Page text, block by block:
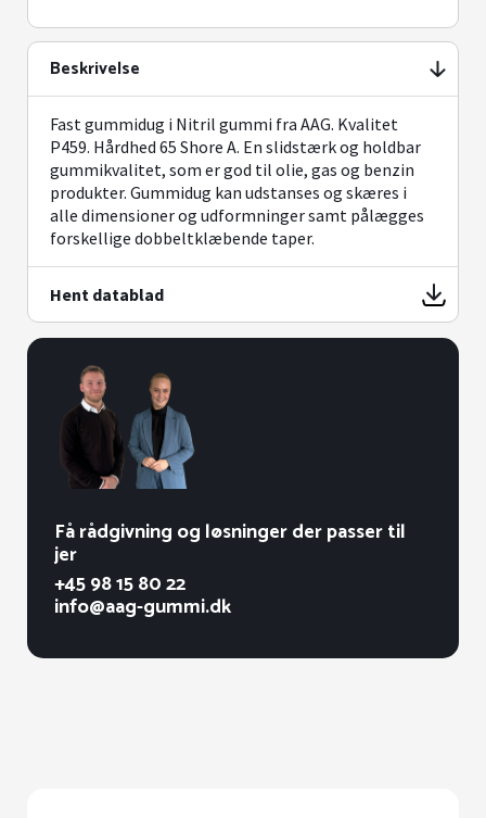
Beskrivelse
Fast gummidug i Nitril gummi fra AAG. Kvalitet
P459. Hårdhed 65 Shore A. En slidstærk og holdbar
gummikvalitet, som er god til olie, gas og benzin
produkter. Gummidug kan udstanses og skæres i
alle dimensioner og udformninger samt pålægges
forskellige dobbeltklæbende taper.
Hent datablad
Få rådgivning og løsninger der passer til
jer
+45 98 15 80 22
info@aag-gummi.dk